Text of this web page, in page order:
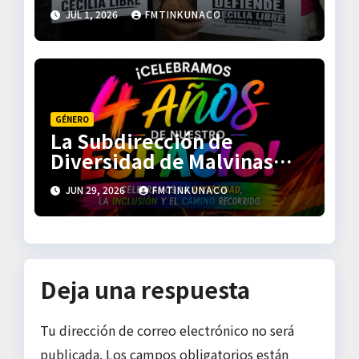
r
a
a
s
JUL 1, 2026 FMTINKUNACO
GÉNERO
La Subdirección de
Diversidad de Malvinas
Argentinas celebra sus 4
años de trabajo
JUN 29, 2026 FMTINKUNACO
Deja una respuesta
Tu dirección de correo electrónico no será
publicada. Los campos obligatorios están